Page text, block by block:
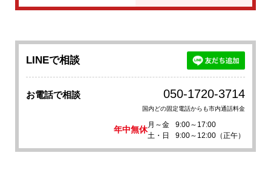
LINEで相談
お電話で相談 050-1720-3714
国内どの固定電話からも市内通話料金
年中無休
月～金
9:00～17:00
土・日
9:00～12:00（正午）